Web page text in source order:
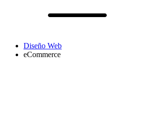
Diseño Web
eCommerce